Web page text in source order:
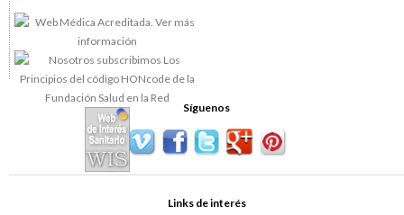
Síguenos
Links de interés